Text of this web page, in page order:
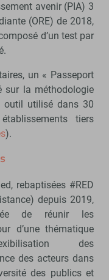
avenir (PIA) 3
(ORE) de 2018,
d’un test par
un « Passeport
sur la méthodologie
outil utilisé dans 30
tiers
).
rebaptisées #RED
depuis 2019,
de réunir les
d’une thématique
des
des acteurs dans
des publics et